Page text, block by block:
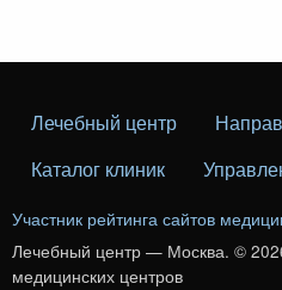
Лечебный центр
Каталог клиник
Участник рейтинга сайтов
Лечебный центр — Москва. ©
медицинских центров